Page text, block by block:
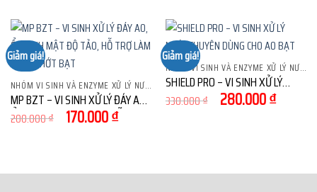
375.000 ₫. là:
260.000 ₫.
215.000 ₫.là:
155.000
Giảm giá!
NHÓM VI SINH VÀ ENZYME XỬ LÝ NƯỚC
MP BZT – VI SINH XỬ LÝ ĐÁY AO,
ỔN ĐỊNH MẬT ĐỘ TẢO, HỖ TRỢ
200.000₫ Giá
170.000₫Giá
170.000 ₫.
Giảm giá!
NHÓM VI SINH VÀ ENZYME XỬ LÝ NƯỚC
SHIELD PRO – VI SINH XỬ LÝ
NƯỚC CHUYÊN DÙNG CHO AO
330.000₫ Giá
280.000₫Giá